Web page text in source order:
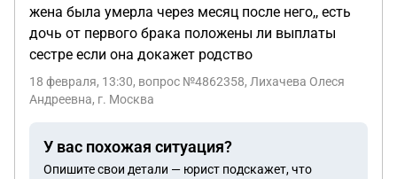
жена была умерла через месяц после него,, есть
дочь от первого брака положены ли выплаты
сестре если она докажет родство
18 февраля, 13:30, вопрос №4862358, Лихачева Олеся
Андреевна, г. Москва
У вас похожая ситуация?
Опишите свои детали — юрист подскажет, что